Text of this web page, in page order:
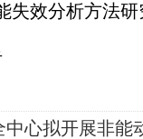
效分析方法研
心拟开展非能